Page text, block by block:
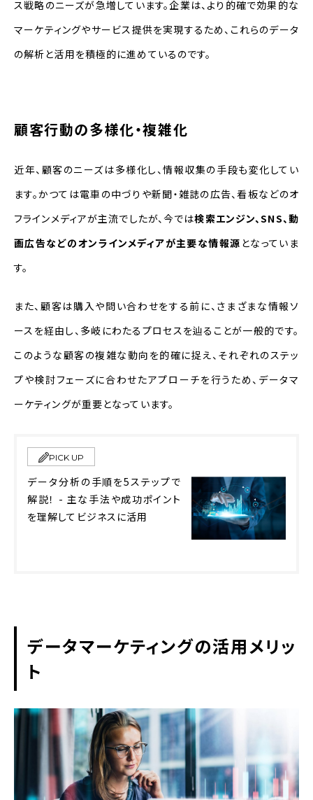
ス戦略のニーズが急増しています。企業は、より的確で効果的な
マーケティングやサービス提供を実現するため、これらのデータ
の解析と活用を積極的に進めているのです。
顧客行動の多様化・複雑化
近年、顧客のニーズは多様化し、情報収集の手段も変化してい
ます。かつては電車の中づりや新聞・雑誌の広告、看板などのオ
フラインメディアが主流でしたが、今では検索エンジン、SNS、動
画広告などのオンラインメディアが主要な情報源 となっていま
す。
また、顧客は購入や問い合わせをする前に、さまざまな情報ソ
ースを経由し、多岐にわたるプロセスを辿ることが一般的です。
このような顧客の複雑な動向を的確に捉え、それぞれのステッ
プや検討フェーズに合わせたアプローチを行うため、データマ
ーケティングが重要となっています。
PICK UP
データ分析の手順を5ステップで
解説！ - 主な手法や成功ポイント
を理解してビジネスに活用
データマーケティングの活用メリッ
ト